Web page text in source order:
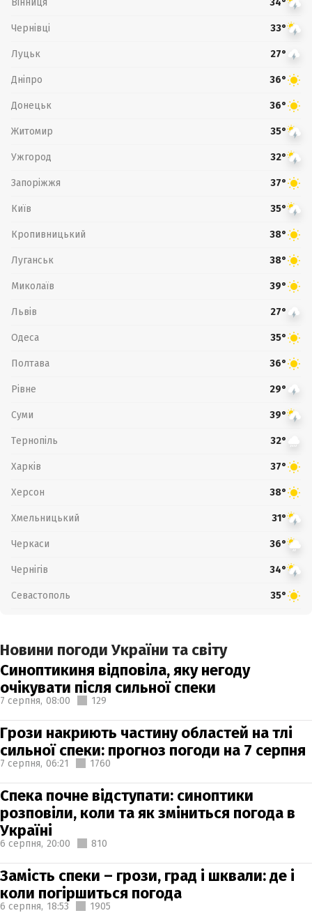
34°
Чернівці 33°
Луцьк 27°
Дніпро 36°
Донецьк 36°
Житомир 35°
Ужгород 32°
Запоріжжя 37°
Київ 35°
Кропивницький 38°
Луганськ 38°
Миколаїв 39°
Львів 27°
Одеса 35°
Полтава 36°
Рівне 29°
Суми 39°
Тернопіль 32°
Харків 37°
Херсон 38°
Хмельницький 31°
Черкаси 36°
Чернігів 34°
Севастополь 35°
Новини погоди України та світу
Синоптикиня відповіла, яку негоду
очікувати після сильної спеки
7 серпня, 08:00 129
Грози накриють частину областей на тлі
сильної спеки: прогноз погоди на 7 серпня
7 серпня, 06:21 1760
Спека почне відступати: синоптики
розповіли, коли та як зміниться погода в
Україні
6 серпня, 20:00 810
Замість спеки – грози, град і шквали: де і
коли погіршиться погода
6 серпня, 18:53 1905